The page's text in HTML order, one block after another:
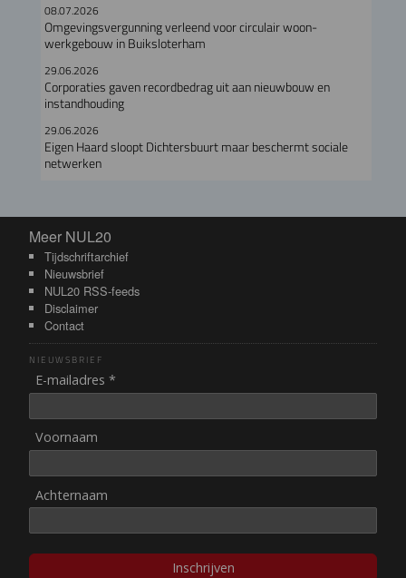
08.07.2026
Omgevingsvergunning verleend voor circulair woon-
werkgebouw in Buiksloterham
29.06.2026
Corporaties gaven recordbedrag uit aan nieuwbouw en
instandhouding
29.06.2026
Eigen Haard sloopt Dichtersbuurt maar beschermt sociale
netwerken
Meer NUL20
Meer NUL20
Tijdschriftarchief
Nieuwsbrief
NUL20 RSS-feeds
Disclaimer
Contact
NIEUWSBRIEF
E-mailadres *
Voornaam
Achternaam
Inschrijven